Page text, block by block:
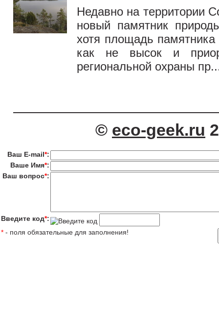
Недавно на территории
новый памятник
хотя площадь
как не высок и
региональной охраны
© eco-geek.ru
Ваш E-mail*:
Ваше Имя*:
Ваш вопрос*:
Введите код*:
* - поля обязательные для заполнения!